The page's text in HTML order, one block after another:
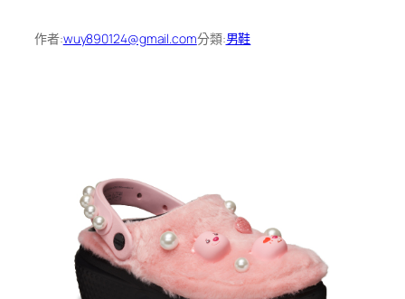
作者:wuy890124@gmail.com分類:男鞋